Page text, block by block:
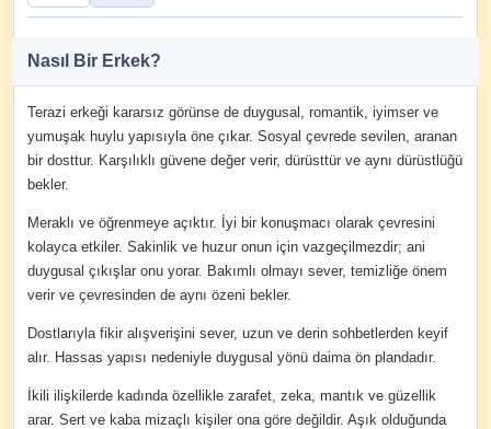
Nasıl Bir Erkek?
Terazi erkeği kararsız görünse de duygusal, romantik, iyimser ve
yumuşak huylu yapısıyla öne çıkar. Sosyal çevrede sevilen, aranan
bir dosttur. Karşılıklı güvene değer verir, dürüsttür ve aynı dürüstlüğü
bekler.
Meraklı ve öğrenmeye açıktır. İyi bir konuşmacı olarak çevresini
kolayca etkiler. Sakinlik ve huzur onun için vazgeçilmezdir; ani
duygusal çıkışlar onu yorar. Bakımlı olmayı sever, temizliğe önem
verir ve çevresinden de aynı özeni bekler.
Dostlarıyla fikir alışverişini sever, uzun ve derin sohbetlerden keyif
alır. Hassas yapısı nedeniyle duygusal yönü daima ön plandadır.
İkili ilişkilerde kadında özellikle zarafet, zeka, mantık ve güzellik
arar. Sert ve kaba mizaçlı kişiler ona göre değildir. Aşık olduğunda